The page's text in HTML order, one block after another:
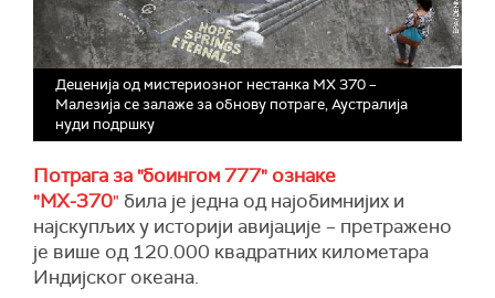
Деценија од мистериозног нестанка МХ 370 –
Малезија се залаже за обнову потраге, Аустралија
нуди подршку
Потрага за "боингом 777" ознаке
"МХ-370" била је једна од најобимнијих и
најскупљих у историји авијације – претражено
је више од 120.000 квадратних километара
Индијског океана.